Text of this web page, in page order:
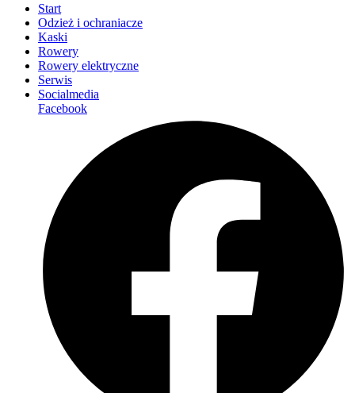
Start
Odzież i ochraniacze
Kaski
Rowery
Rowery elektryczne
Serwis
Socialmedia
Facebook